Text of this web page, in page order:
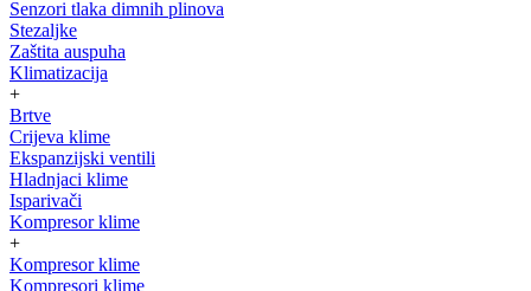
Senzori tlaka dimnih plinova
Stezaljke
Zaštita auspuha
Klimatizacija
+
Brtve
Crijeva klime
Ekspanzijski ventili
Hladnjaci klime
Isparivači
Kompresor klime
+
Kompresor klime
Kompresori klime